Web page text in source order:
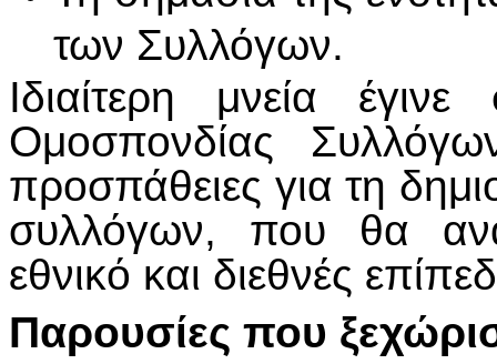
των Συλλόγων.
Ιδιαίτερη μνεία
Ομοσπονδίας
προσπάθειες για τη
συλλόγων, που θα
εθνικό και διεθνές
Παρουσίες που